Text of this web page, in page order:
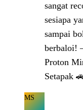
sangat
sesiapa
sampai
berbaloi!
Proton
Setapak
MS